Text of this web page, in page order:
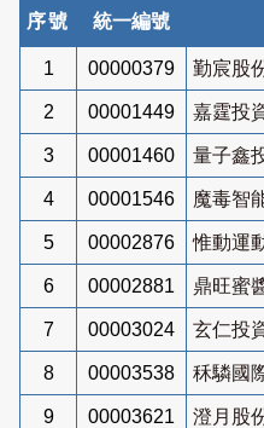
序號 統一編號
1 00000379 勤宸股
2 00001449 嘉霆投
3 00001460 量子鑫
4 00001546 魔毒智
5 00002876 惟動運
6 00002881 鼎旺蜜
7 00003024 玄仁投
8 00003538 秝驎國
9 00003621 澄月股